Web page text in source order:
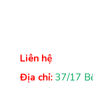
Liên hệ
Địa chỉ: 37/17